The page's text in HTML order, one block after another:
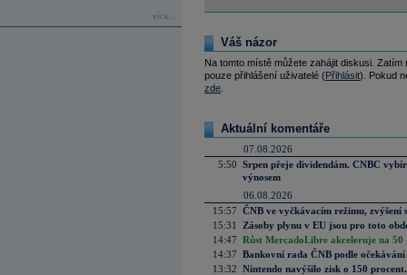
více...
Váš názor
Na tomto místě můžete zahájit diskusi.
pouze přihlášení uživatelé (Přihlásit). Pokud
zde
Aktuální komentáře
07.08.2026
5:50 Srpen přeje dividendám. CNBC
výnosem
06.08.2026
15:57 ČNB ve vyčkávacím režimu, zvýšení
15:31
Zásoby plynu v EU jsou pro toto
14:47 Růst MercadoLibre akceleruje na
14:37 Bankovní rada ČNB podle
13:32 Nintendo navýšilo zisk o 150